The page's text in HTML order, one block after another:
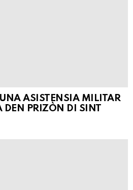
ASISTENSIA MILITAR
DEN PRIZÒN DI SINT